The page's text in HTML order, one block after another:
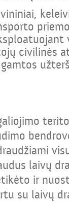
civilinės
laivų
ir
su laivų